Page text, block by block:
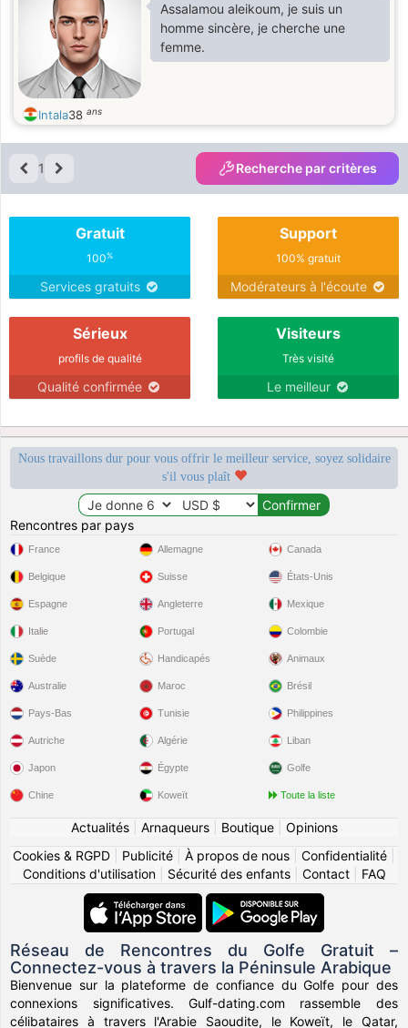
Assalamou aleikoum, je suis un
homme sincère, je cherche une
femme.
Intala38 ans
1 Recherche par critères
Gratuit
100%
Services gratuits
Support
100% gratuit
Modérateurs à l'écoute
Sérieux
profils de qualité
Qualité confirmée
Visiteurs
Très visité
Le meilleur
Nous travaillons dur pour vous offrir le meilleur service, soyez solidaire
s'il vous plaît
Rencontres par pays
France
Belgique
Espagne
Italie
Suède
Allemagne
Suisse
Angleterre
Portugal
Handicapés
Canada
États-Unis
Mexique
Colombie
Animaux
Australie
Pays-Bas
Autriche
Japon
Chine
Maroc
Tunisie
Algérie
Égypte
Koweït
Brésil
Philippines
Liban
Golfe
Toute la liste
Actualités| Arnaqueurs| Boutique| Opinions
Cookies & RGPD
Publicité À propos de nous Confidentialité
Conditions d'utilisation| Sécurité des enfants| Contact| FAQ
Réseau de Rencontres du Golfe Gratuit –
Connectez-vous à travers la Péninsule Arabique
Bienvenue sur la plateforme de confiance du Golfe pour des
connexions significatives. Gulf-dating.com rassemble des
célibataires à travers l'Arabie Saoudite, le Koweït, le Qatar,